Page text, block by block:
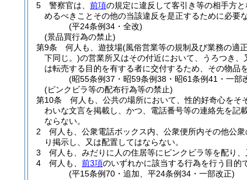
5
警察官は、 前項の規定に違反して客引き等の相手方
めるべきことその他の当該違反を是正するために必要
(平24条例34・全改)
(景品買行為の禁止)
第9条
何人も、遊技場(風俗営業等の規制及び業務の適
下同じ。)の営業所又はその付近において、うろつき
は転売する目的を有する者に交付するため、その物品
(昭55条例37・昭59条例38・昭61条例41・一
(ピンクビラ等の配布行為等の禁止)
第10条
何人も、公共の場所において、性的好奇心を
わいな文言を掲載し、かつ、電話番号等の連絡先を記
ならない。
2
何人も、公衆電話ボックス内、公衆便所内その他公
り掲示し、又は配置してはならない。
3
何人も、みだりに人の住居等にピンクビラ等を配り、
4
何人も、 前3項のいずれかに該当する行為を行う目的
(平15条例70・追加、平24条例34・一部改正)